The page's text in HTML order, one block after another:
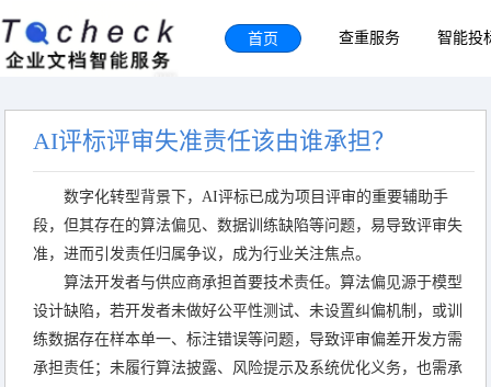
首页 查重服务 智能投
AI评标评审失准责任该由谁承担？
数字化转型背景下，AI评标已成为项目评审的重要辅助手
段，但其存在的算法偏见、数据训练缺陷等问题，易导致评审失
准，进而引发责任归属争议，成为行业关注焦点。
算法开发者与供应商承担首要技术责任。算法偏见源于模型
设计缺陷，若开发者未做好公平性测试、未设置纠偏机制，或训
练数据存在样本单一、标注错误等问题，导致评审偏差开发方需
承担责任；未履行算法披露、风险提示及系统优化义务，也需承